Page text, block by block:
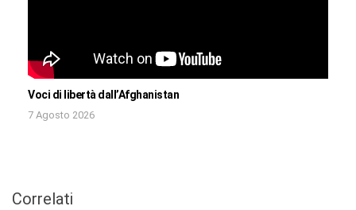
Voci di libertà dall’Afghanistan
7 Agosto 2026
Correlati